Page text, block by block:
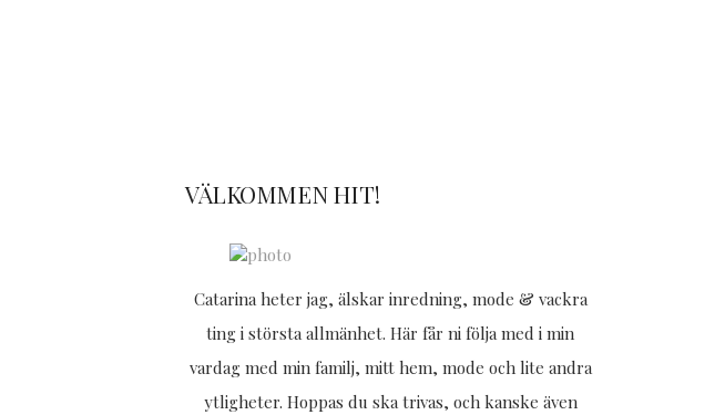
VÄLKOMMEN HIT!
Catarina heter jag, älskar inredning, mode & vackra
ting i största allmänhet. Här får ni följa med i min
vardag med min familj, mitt hem, mode och lite andra
ytligheter. Hoppas du ska trivas, och kanske även